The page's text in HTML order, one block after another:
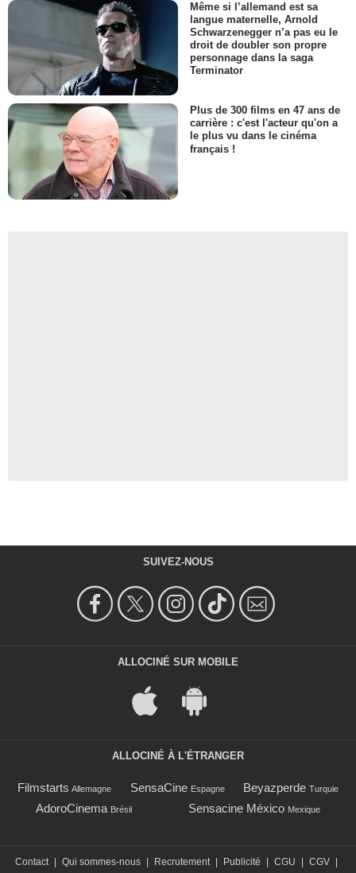
Même si l’allemand est sa
langue maternelle, Arnold
Schwarzenegger n’a pas eu le
droit de doubler son propre
personnage dans la saga
Terminator
Plus de 300 films en 47 ans de
carrière : c'est l'acteur qu'on a
le plus vu dans le cinéma
français !
SUIVEZ-NOUS
ALLOCINÉ SUR MOBILE
ALLOCINÉ À L'ÉTRANGER
Filmstarts Allemagne SensaCine Espagne Beyazperde Turquie
AdoroCinema Brésil Sensacine México Mexique
Contact | Qui sommes-nous | Recrutement | Publicité | CGU | CGV |